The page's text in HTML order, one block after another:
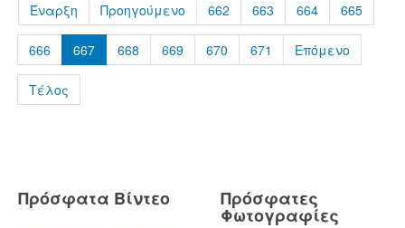
Έναρξη Προηγούμενο 662 663 664 665
666 667 668 669 670 671 Επόμενο
Τέλος
Πρόσφατα Βίντεο Πρόσφατες
Φωτογραφίες